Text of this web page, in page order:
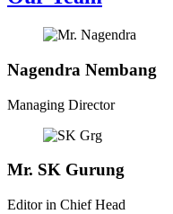
Nagendra Nembang
Managing Director
Mr. SK Gurung
Editor in Chief Head